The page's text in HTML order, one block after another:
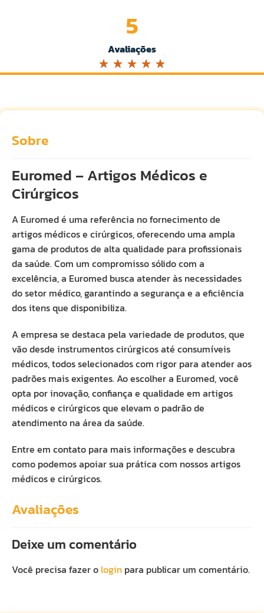
Avaliações
5
☆ ☆ ☆ ☆ ☆
Sobre
Euromed – Artigos Médicos e
Cirúrgicos
A Euromed é uma referência no fornecimento de
artigos médicos e cirúrgicos, oferecendo uma ampla
gama de produtos de alta qualidade para profissionais
da saúde. Com um compromisso sólido com a
excelência, a Euromed busca atender às necessidades
do setor médico, garantindo a segurança e a eficiência
dos itens que disponibiliza.
A empresa se destaca pela variedade de produtos, que
vão desde instrumentos cirúrgicos até consumíveis
médicos, todos selecionados com rigor para atender aos
padrões mais exigentes. Ao escolher a Euromed, você
opta por inovação, confiança e qualidade em artigos
médicos e cirúrgicos que elevam o padrão de
atendimento na área da saúde.
Entre em contato para mais informações e descubra
como podemos apoiar sua prática com nossos artigos
médicos e cirúrgicos.
Avaliações
Deixe um comentário
Você precisa fazer o login para publicar um comentário.